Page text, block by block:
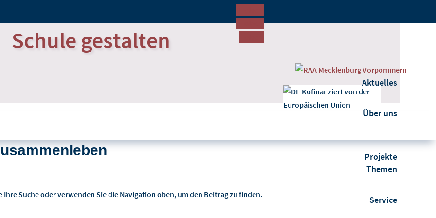
Schule gestalten
Aktuelles
Über uns
Projekte
Themen
Service
Suche oder verwenden Sie die Navigation oben, um den Beitrag zu finden.